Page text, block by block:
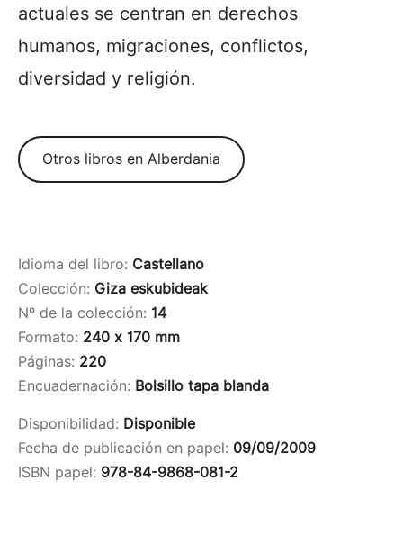
actuales se centran en derechos
humanos, migraciones, conflictos,
diversidad y religión.
Otros libros en Alberdania
Idioma del libro: Castellano
Colección: Giza eskubideak
Nº de la colección: 14
Formato: 240 x 170 mm
Páginas: 220
Encuadernación: Bolsillo tapa blanda
Disponibilidad: Disponible
Fecha de publicación en papel: 09/09/2009
ISBN papel: 978-84-9868-081-2